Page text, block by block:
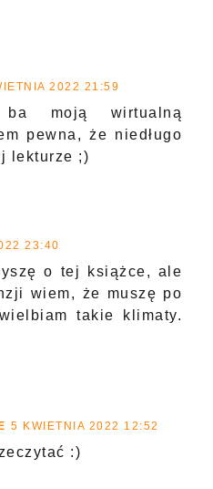
2022 21:59
ba moją wirtualną
pewna, że niedługo
lekturze ;)
23:40
o tej książce, ale
wiem, że muszę po
takie klimaty.
5 KWIETNIA 2022 12:52
:)